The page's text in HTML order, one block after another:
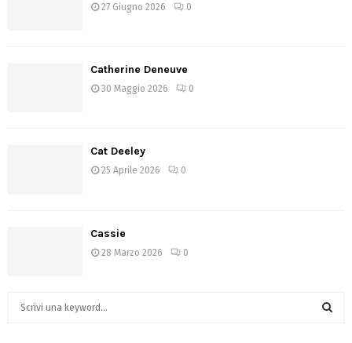
27 Giugno 2026 0
Catherine Deneuve
30 Maggio 2026 0
Cat Deeley
25 Aprile 2026 0
Cassie
28 Marzo 2026 0